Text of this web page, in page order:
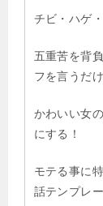
チビ・ハゲ
五重苦を背
フを言うだ
かわいい女
にする！
モテる事に
話テンプレー